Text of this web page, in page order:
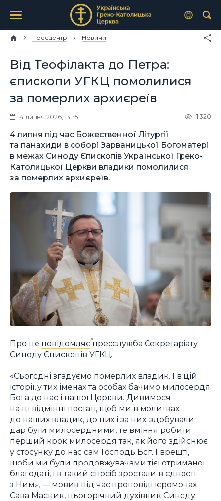
Пресцентр Новини
Від Теофілакта до Петра:
єпископи УГКЦ помолилися
за померлих архиєреїв
4 липня 2026, 13:35 1 320
4 липня під час Божественної Літургії
та панахиди в соборі Зарваницької Богоматері
в межах Синоду Єпископів Української Греко-
Католицької Церкви владики помолилися
за померлих архиєреїв.
Про це повідомляєпресслужба Секретаріату
Синоду Єпископів УГКЦ.
«Сьогодні згадуємо померлих владик. І в цій
історії, у тих іменах та особах бачимо милосердя
Бога до нас і нашої Церкви. Дивимося
на ці відмінні постаті, щоб ми в молитвах
до наших владик, до них і за них, здобували
дар бути милосердними, те вміння робити
перший крок милосердя так, як його здійснює
у стосунку до нас сам Господь Бог. І врешті,
щоби ми були продовжувачами тієї отриманої
благодаті, і в такий спосіб зростали в єдності
з Ним», — мовив під час проповіді ієромонах
Сава Масник, цьогорічний духівник Синоду.